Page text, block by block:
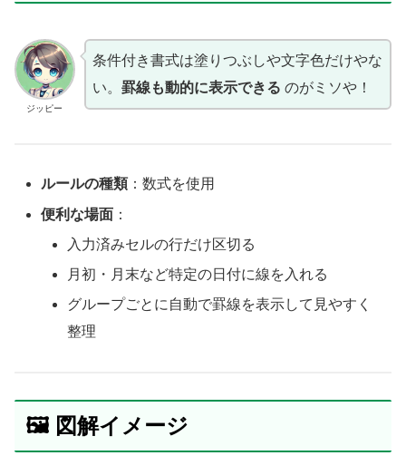
ジッピー
条件付き書式は塗りつぶしや文字色だけやな
い。 罫線も動的に表示できる のがミソや！
ルールの種類：数式を使用
便利な場面 ：
入力済みセルの行だけ区切る
月初・月末など特定の日付に線を入れる
グループごとに自動で罫線を表示して見やすく
整理
🖼 図解イメージ